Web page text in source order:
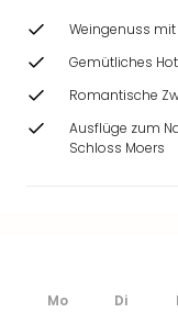
Weingenuss
Gemütliches
Romantische
Ausflüge zum
Schloss Moers
Mo Di